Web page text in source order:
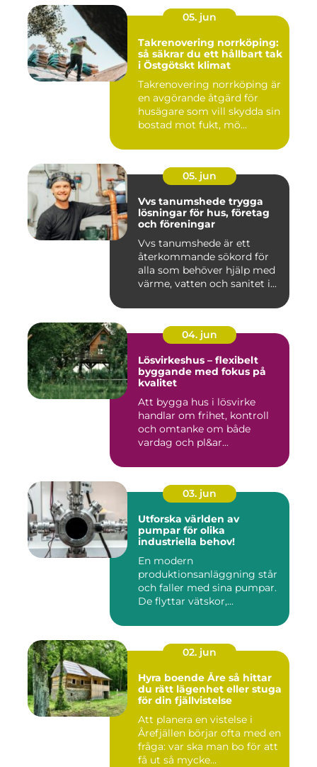
05. jun
Takrenovering norrköping:
så säkrar du ett hållbart tak
i Östgötskt klimat
Takrenovering norrköping är
en avgörande åtgärd för
husägare som vill skydda sin
bostad mot fukt, mö...
05. jun
Vvs tanumshede trygga
lösningar för hus, företag
och föreningar
Vvs tanumshede är ett
återkommande sökord för
alla som behöver hjälp med
värme, vatten och sanitet i...
04. jun
Lösvirkeshus – flexibelt
byggande med fokus på
kvalitet
Att bygga hus i lösvirke
handlar om frihet, kontroll
och omtanke om både
vardag och pl&ar...
03. jun
Utforska världen av
pumpar för olika
industriella behov!
En modern
produktionsanläggning står
och faller med sina pumpar.
De flyttar vätskor,...
02. jun
Hyra boende Åre så hittar
du rätt lägenhet eller stuga
för din fjällvistelse
Att planera en vistelse i
Årefjällen börjar ofta med en
fråga: var ska man bo för att
få ut så mycke...